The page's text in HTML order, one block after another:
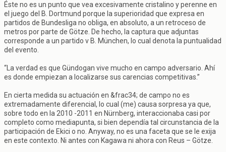
Éste no es un punto que vea excesivamente cristalino y perenne en
el juego del B. Dortmund porque la superioridad que expresa en
partidos de Bundesliga no obliga, en absoluto, a un retroceso de
metros por parte de Götze. De hecho, la captura que adjuntas
corresponde a un partido v B. München, lo cual denota la puntualidad
del evento.
“La verdad es que Gündogan vive mucho en campo adversario. Ahí
es donde empiezan a localizarse sus carencias competitivas.”
En cierta medida su actuación en &frac34; de campo no es
extremadamente diferencial, lo cual (me) causa sorpresa ya que,
sobre todo en la 2010 -2011 en Nürnberg, interaccionaba casi por
completo como mediapunta, si bien dependía tal circunstancia de la
participación de Ekici o no. Anyway, no es una faceta que se le exija
en este contexto. Ni antes con Kagawa ni ahora con Reus – Götze.